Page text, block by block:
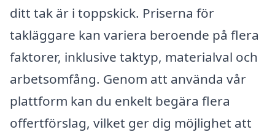
ditt tak är i toppskick. Priserna för
takläggare kan variera beroende på flera
faktorer, inklusive taktyp, materialval och
arbetsomfång. Genom att använda vår
plattform kan du enkelt begära flera
offertförslag, vilket ger dig möjlighet att